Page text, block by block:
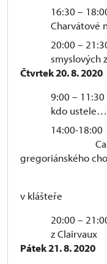
16:30 –
Charvátové
20:00 –
smyslových
Čtvrtek 20. 8. 2020
9:00 –
kdo ustele…
14:00-
gregoriánského
Ticho a
v
20:00 –
z Clairvaux
Pátek 21. 8. 2020